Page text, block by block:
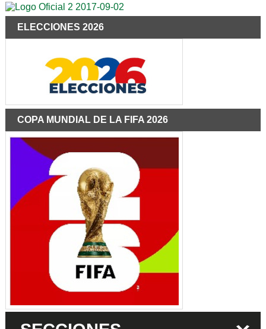
ELECCIONES 2026
COPA MUNDIAL DE LA FIFA 2026